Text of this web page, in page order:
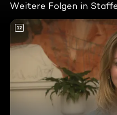
Weitere Folgen in
12